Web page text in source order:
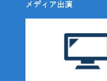
メディア出演